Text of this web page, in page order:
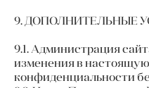
9. ДОПОЛНИТЕЛЬНЫЕ
9.1. Администрация
изменения в
конфиденциальности